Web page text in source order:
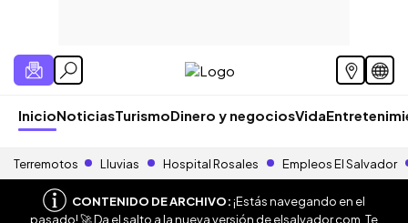
InicioNoticiasTurismoDinero y negociosVida
Terremotos Lluvias Hospital Rosales Empleos El Salvador
CONTENIDO DE ARCHIVO:¡Estás navegando en el
pasado! 🚀 Da el salto a la nueva versión deelsalvador.com . Te